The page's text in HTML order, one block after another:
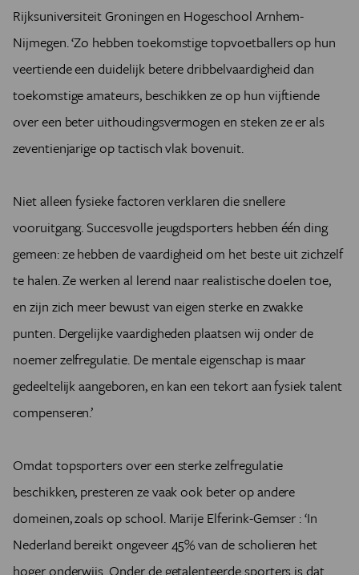
Rijksuniversiteit Groningen en Hogeschool Arnhem-
Nijmegen. ‘Zo hebben toekomstige topvoetballers op hun
veertiende een duidelijk betere dribbelvaardigheid dan
toekomstige amateurs, beschikken ze op hun vijftiende
over een beter uithoudingsvermogen en steken ze er als
zeventienjarige op tactisch vlak bovenuit.
Niet alleen fysieke factoren verklaren die snellere
vooruitgang. Succesvolle jeugdsporters hebben één ding
gemeen: ze hebben de vaardigheid om het beste uit zichzelf
te halen. Ze werken al lerend naar realistische doelen toe,
en zijn zich meer bewust van eigen sterke en zwakke
punten. Dergelijke vaardigheden plaatsen wij onder de
noemer zelfregulatie. De mentale eigenschap is maar
gedeeltelijk aangeboren, en kan een tekort aan fysiek talent
compenseren.’
Omdat topsporters over een sterke zelfregulatie
beschikken, presteren ze vaak ook beter op andere
domeinen, zoals op school. Marije Elferink-Gemser : ‘In
Nederland bereikt ongeveer 45% van de scholieren het
hoger onderwijs. Onder de getalenteerde sporters is dat